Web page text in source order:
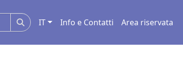
IT Info e Contatti Area riservata